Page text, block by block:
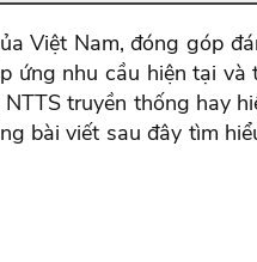
Việt Nam, đóng góp
nhu cầu hiện tại
truyền thống hay
bài viết sau đây tìm